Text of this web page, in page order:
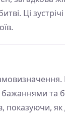
Ці
бажаннями
показуючи,